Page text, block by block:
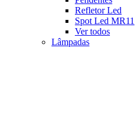
Refletor Led
Spot Led MR11
Ver todos
Lâmpadas